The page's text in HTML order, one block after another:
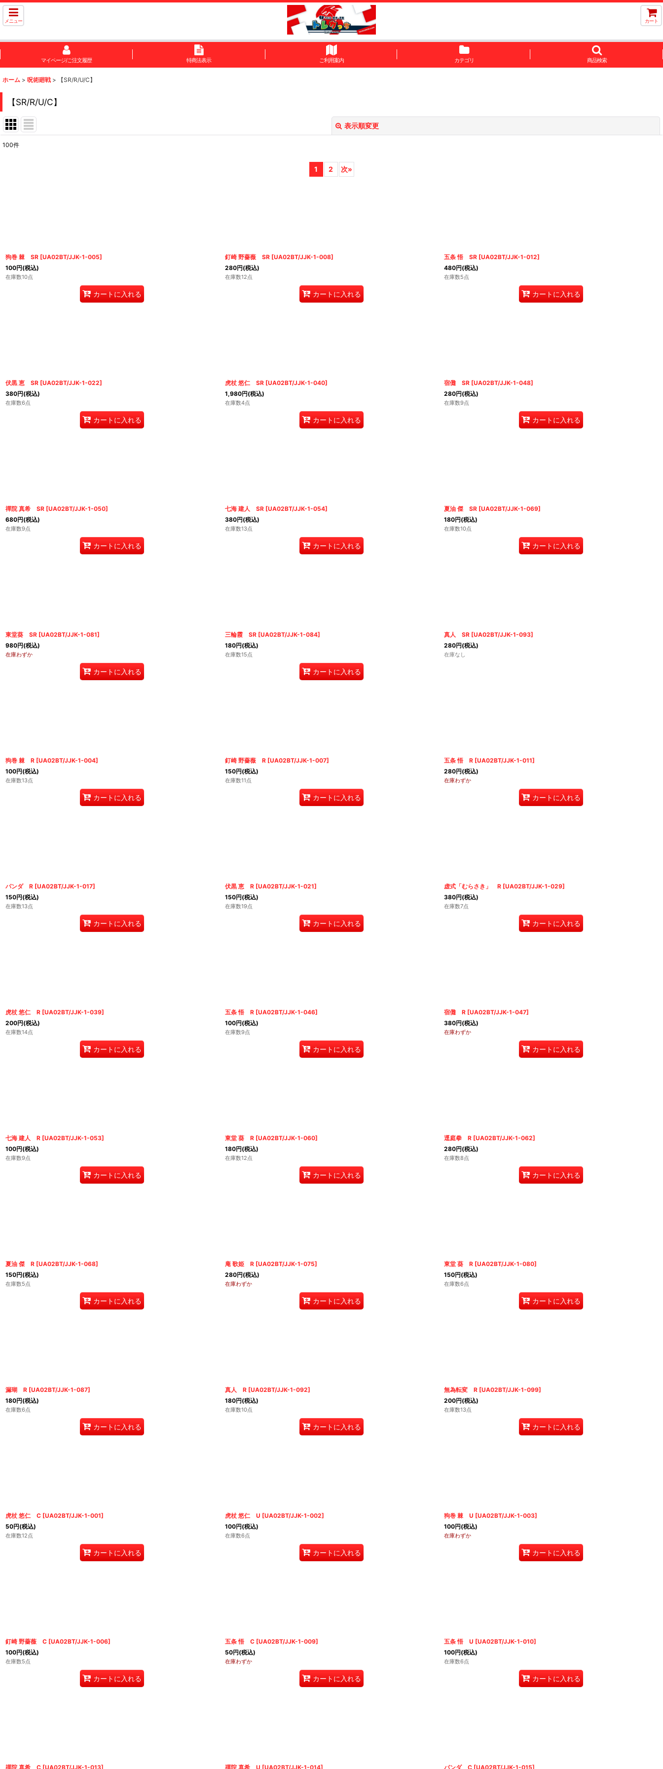
メニュー カート
マイページ/ご注文履歴 特商法表示 ご利用案内 カテゴリ 商品検索
ホーム > 呪術廻戦 > 【SR/R/U/C】
【SR/R/U/C】
表示順変更
100件
1 2 次»
狗巻 棘 SR [UA02BT/JJK-1-005]
100円(税込)
在庫数10点
カートに入れる
釘崎 野薔薇 SR [UA02BT/JJK-1-008]
280円(税込)
在庫数12点
カートに入れる
五条 悟 SR [UA02BT/JJK-1-012]
480円(税込)
在庫数5点
カートに入れる
伏黒 恵 SR [UA02BT/JJK-1-022]
380円(税込)
在庫数6点
カートに入れる
虎杖 悠仁 SR [UA02BT/JJK-1-040]
1,980円(税込)
在庫数4点
カートに入れる
宿儺 SR [UA02BT/JJK-1-048]
280円(税込)
在庫数9点
カートに入れる
禪院 真希 SR [UA02BT/JJK-1-050]
680円(税込)
在庫数9点
カートに入れる
七海 建人 SR [UA02BT/JJK-1-054]
380円(税込)
在庫数13点
カートに入れる
夏油 傑 SR [UA02BT/JJK-1-069]
180円(税込)
在庫数10点
カートに入れる
東堂葵 SR [UA02BT/JJK-1-081]
980円(税込)
在庫わずか
カートに入れる
三輪霞 SR [UA02BT/JJK-1-084]
180円(税込)
在庫数15点
カートに入れる
真人 SR [UA02BT/JJK-1-093]
280円(税込)
在庫なし
狗巻 棘 R [UA02BT/JJK-1-004]
100円(税込)
在庫数13点
カートに入れる
釘崎 野薔薇 R [UA02BT/JJK-1-007]
150円(税込)
在庫数11点
カートに入れる
五条 悟 R [UA02BT/JJK-1-011]
280円(税込)
在庫わずか
カートに入れる
パンダ R [UA02BT/JJK-1-017]
150円(税込)
在庫数13点
カートに入れる
伏黒 恵 R [UA02BT/JJK-1-021]
150円(税込)
在庫数19点
カートに入れる
虚式「むらさき」 R [UA02BT/JJK-1-029]
380円(税込)
在庫数7点
カートに入れる
虎杖 悠仁 R [UA02BT/JJK-1-039]
200円(税込)
在庫数14点
カートに入れる
五条 悟 R [UA02BT/JJK-1-046]
100円(税込)
在庫数9点
カートに入れる
宿儺 R [UA02BT/JJK-1-047]
380円(税込)
在庫わずか
カートに入れる
七海 建人 R [UA02BT/JJK-1-053]
100円(税込)
在庫数9点
カートに入れる
東堂 葵 R [UA02BT/JJK-1-060]
180円(税込)
在庫数12点
カートに入れる
逕庭拳 R [UA02BT/JJK-1-062]
280円(税込)
在庫数8点
カートに入れる
夏油 傑 R [UA02BT/JJK-1-068]
150円(税込)
在庫数5点
カートに入れる
庵 歌姫 R [UA02BT/JJK-1-075]
280円(税込)
在庫わずか
カートに入れる
東堂 葵 R [UA02BT/JJK-1-080]
150円(税込)
在庫数6点
カートに入れる
漏瑚 R [UA02BT/JJK-1-087]
180円(税込)
在庫数6点
カートに入れる
真人 R [UA02BT/JJK-1-092]
180円(税込)
在庫数10点
カートに入れる
無為転変 R [UA02BT/JJK-1-099]
200円(税込)
在庫数13点
カートに入れる
虎杖 悠仁 C [UA02BT/JJK-1-001]
50円(税込)
在庫数12点
カートに入れる
虎杖 悠仁 U [UA02BT/JJK-1-002]
100円(税込)
在庫数6点
カートに入れる
狗巻 棘 U [UA02BT/JJK-1-003]
100円(税込)
在庫わずか
カートに入れる
釘崎 野薔薇 C [UA02BT/JJK-1-006]
100円(税込)
在庫数5点
カートに入れる
五条 悟 C [UA02BT/JJK-1-009]
50円(税込)
在庫わずか
カートに入れる
五条 悟 U [UA02BT/JJK-1-010]
100円(税込)
在庫数6点
カートに入れる
禪院 真希 C [UA02BT/JJK-1-013] 禪院 真希 U [UA02BT/JJK-1-014] パンダ C [UA02BT/JJK-1-015]